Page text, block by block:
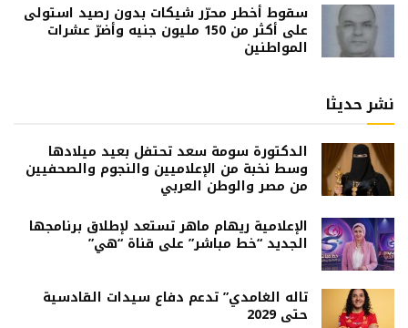
سقوط أخطر محرّر شيكات بدون رصيد استولى
على أكثر من 150 مليون جنيه وأضرّ عشرات
المواطنين
نشر حديثا
الدكتورة سومة سعد تحتفل بعيد ميلادها
وسط نخبة من الإعلاميين والنجوم والصحفيين
من مصر والوطن العربي
الإعلامية ريهام ماهر تستعد لإطلاق برنامجها
الجديد “خط مباشر” على قناة “هي”
تاله الغامدي” تدعم دفاع سيدات القادسية
حتى 2029